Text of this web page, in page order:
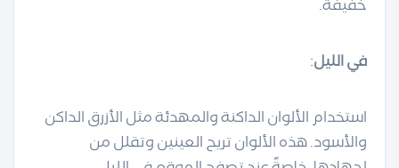
خفيفة.
في الليل:
استخدام الألوان الداكنة والمهدئة مثل الأزرق الداكن
والأسود. هذه الألوان تريح العينين وتقلل من